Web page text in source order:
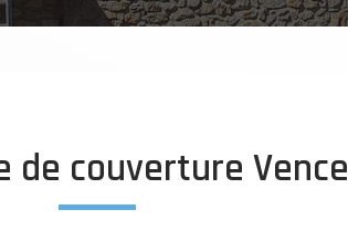
de couverture Vence